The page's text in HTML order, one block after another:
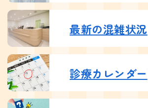
最新の混雑状況
診療カレンダー